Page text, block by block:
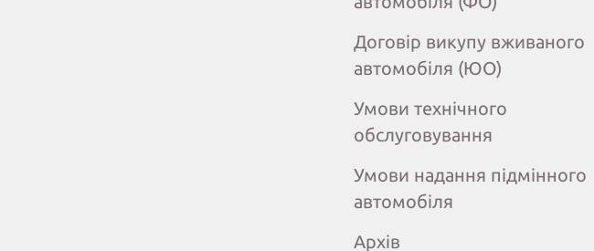
Договір викупу вживаного
автомобіля (ЮО)
Умови технічного
обслуговування
Умови надання підмінного
автомобіля
Архів